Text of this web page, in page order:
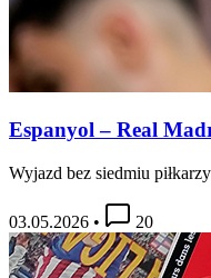
Espanyol – Real
Wyjazd bez siedmiu piłkarzy
03.05.2026 • 20